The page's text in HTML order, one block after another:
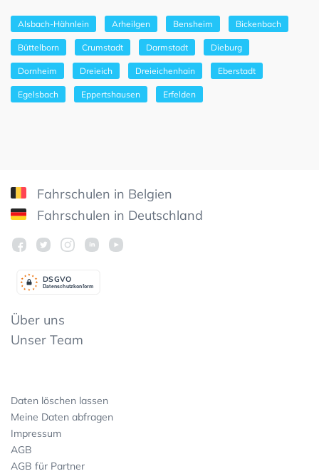
Alsbach-Hähnlein Arheilgen Bensheim Bickenbach
Büttelborn Crumstadt Darmstadt Dieburg
Dornheim Dreieich Dreieichenhain Eberstadt
Egelsbach Eppertshausen Erfelden
Fahrschulen in Belgien
Fahrschulen in Deutschland
Datenschutzkonform
DSGVO
Über uns
Unser Team
Daten löschen lassen
Meine Daten abfragen
Impressum
AGB
AGB für Partner